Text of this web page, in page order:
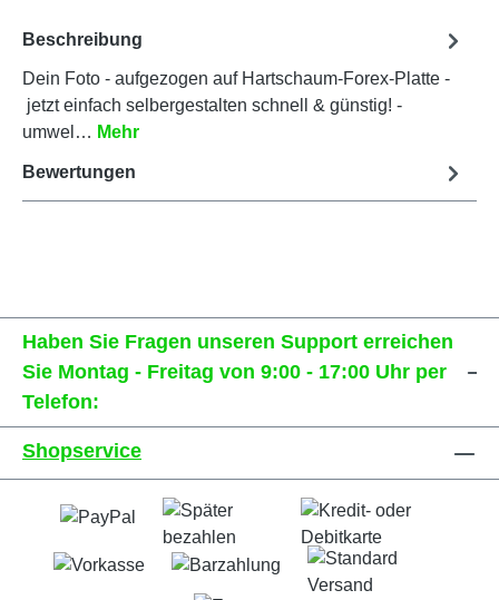
Beschreibung
Dein Foto - aufgezogen auf Hartschaum-Forex-Platte -
jetzt einfach selbergestalten schnell & günstig! -
umwel… Mehr
Bewertungen
Haben Sie Fragen unseren Support erreichen
Sie Montag - Freitag von 9:00 - 17:00 Uhr per
Telefon:
Shopservice